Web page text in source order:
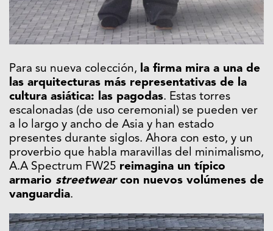
Para su nueva colección, la firma mira a una de
las arquitecturas más representativas de la
cultura asiática: las pagodas. Estas torres
escalonadas (de uso ceremonial) se pueden ver
a lo largo y ancho de Asia y han estado
presentes durante siglos. Ahora con esto, y un
proverbio que habla maravillas del minimalismo,
A.A Spectrum FW25 reimagina un típico
armario streetwearcon nuevos volúmenes de
vanguardia.